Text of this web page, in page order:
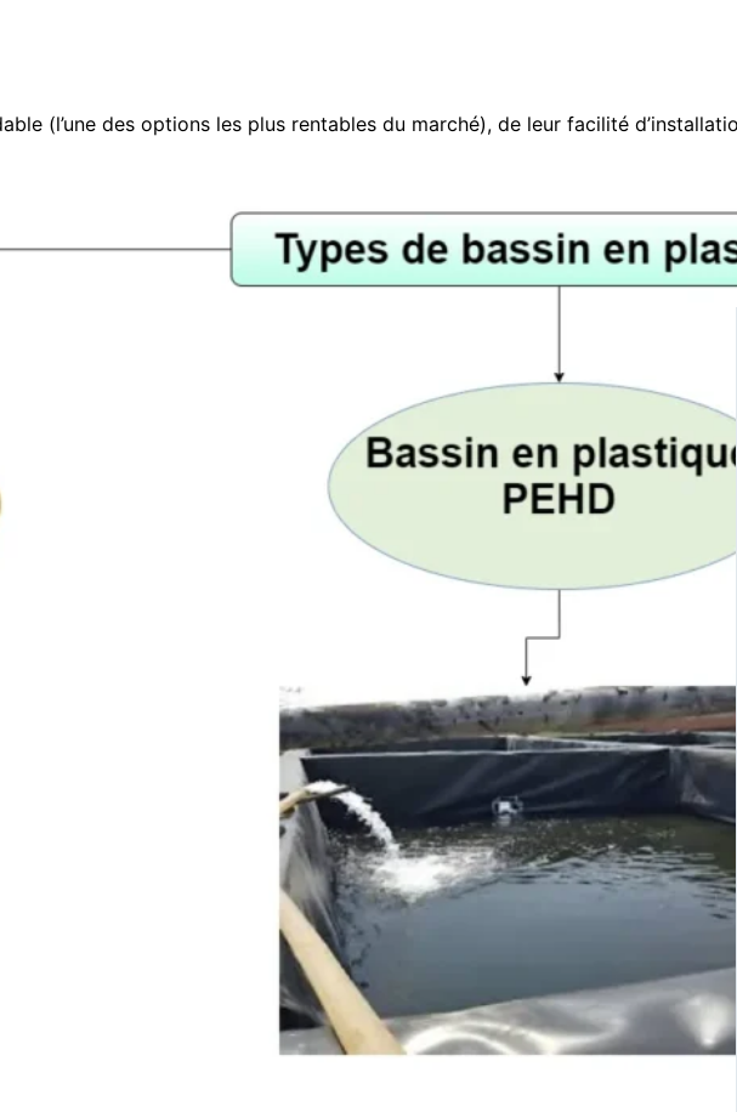
(l’une des options les plus rentables du marché), de leur facilité